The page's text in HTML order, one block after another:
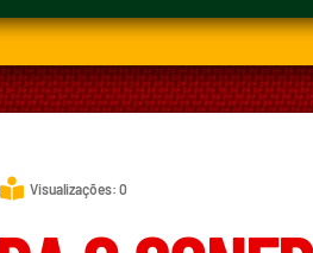
Visualizações: 0